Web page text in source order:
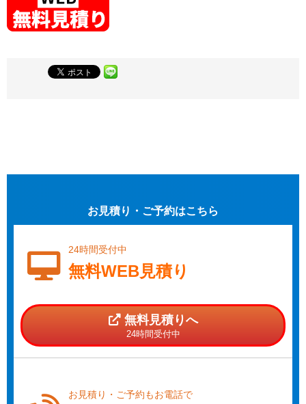
お見積り・ご予約はこちら
24時間受付中
無料WEB見積り
無料見積りへ
24時間受付中
お見積り・ご予約もお電話で